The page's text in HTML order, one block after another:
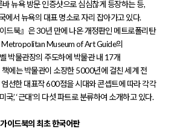
뉴욕 방문 인증샷으로 심심찮게 등장하는 등,
에서 뉴욕의 대표 명소로 자리 잡아가고 있다.
드북』은 30년 만에 나온 개정판인 메트로폴리탄
Metropolitan Museum of Art Guide의
박물관장의 주도하에 박물관 내 17개
에는 박물관이 소장한 5000년에 걸친 세계 전
선한 대표작 600점을 시대와 콘셉트에 따라 각각
‘미국’, ‘근대’의 다섯 파트로 분류하여 소개하고 있다.
이드북의 최초 한국어판